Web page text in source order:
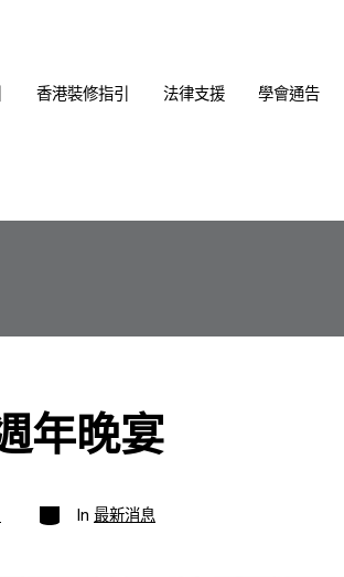
香港裝修指引 法律支援 學會通告
年晚宴
Categories
In 最新消息